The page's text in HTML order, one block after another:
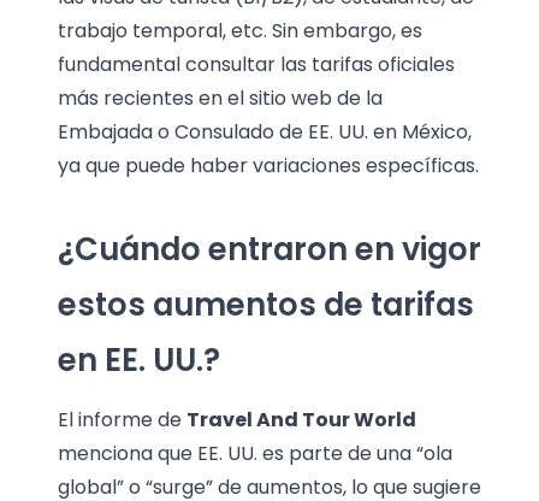
trabajo temporal, etc. Sin embargo, es
fundamental consultar las tarifas oficiales
más recientes en el sitio web de la
Embajada o Consulado de EE. UU. en México,
ya que puede haber variaciones específicas.
¿Cuándo entraron en vigor
estos aumentos de tarifas
en EE. UU.?
El informe de Travel And Tour World
menciona que EE. UU. es parte de una “ola
global” o “surge” de aumentos, lo que sugiere